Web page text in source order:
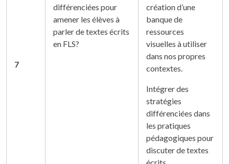
7
différenciées pour
amener les élèves à
parler de textes écrits
en FLS?
création d’une
banque de
ressources
visuelles à utiliser
dans nos propres
contextes.
Intégrer des
stratégies
différenciées dans
les pratiques
pédagogiques pour
discuter de textes